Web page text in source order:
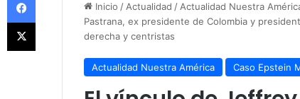
Inicio / Actualidad / Actualidad Nuestra
Pastrana, ex presidente de Colombia y
derecha y centristas
Actualidad Nuestra América Caso Epstein
X